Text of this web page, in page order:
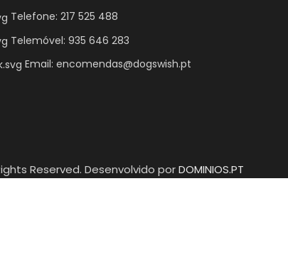
Telefone: 217 525 488
Telemóvel: 935 646 283
Email: encomendas@dogswish.pt
Reserved. Desenvolvido porDOMINIOS.PT